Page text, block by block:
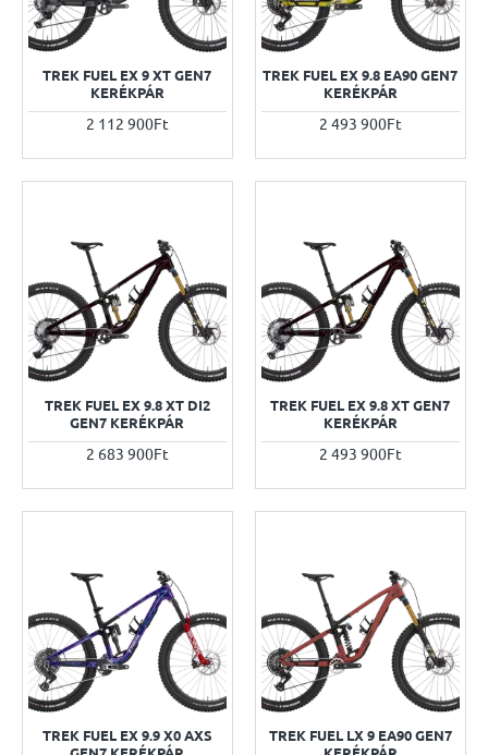
TREK FUEL EX 9 XT GEN7
KERÉKPÁR
2 112 900Ft
TREK FUEL EX 9.8 EA90 GEN7
KERÉKPÁR
2 493 900Ft
TREK FUEL EX 9.8 XT DI2
GEN7 KERÉKPÁR
2 683 900Ft
TREK FUEL EX 9.8 XT GEN7
KERÉKPÁR
2 493 900Ft
TREK FUEL EX 9.9 X0 AXS
TREK FUEL LX 9 EA90 GEN7